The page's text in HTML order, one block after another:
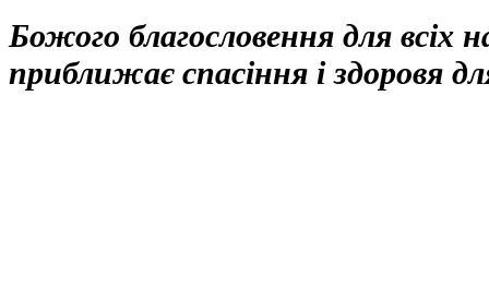
Божого благословення для
приближає спасіння і здоровя